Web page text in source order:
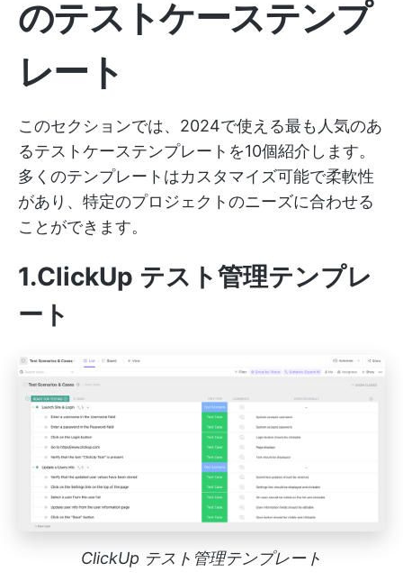
のテストケーステンプ
レート
このセクションでは、2024で使える最も人気のあ
るテストケーステンプレートを10個紹介します。
多くのテンプレートはカスタマイズ可能で柔軟性
があり、特定のプロジェクトのニーズに合わせる
ことができます。
1.ClickUp テスト管理テンプレ
ート
ClickUp テスト管理テンプレート